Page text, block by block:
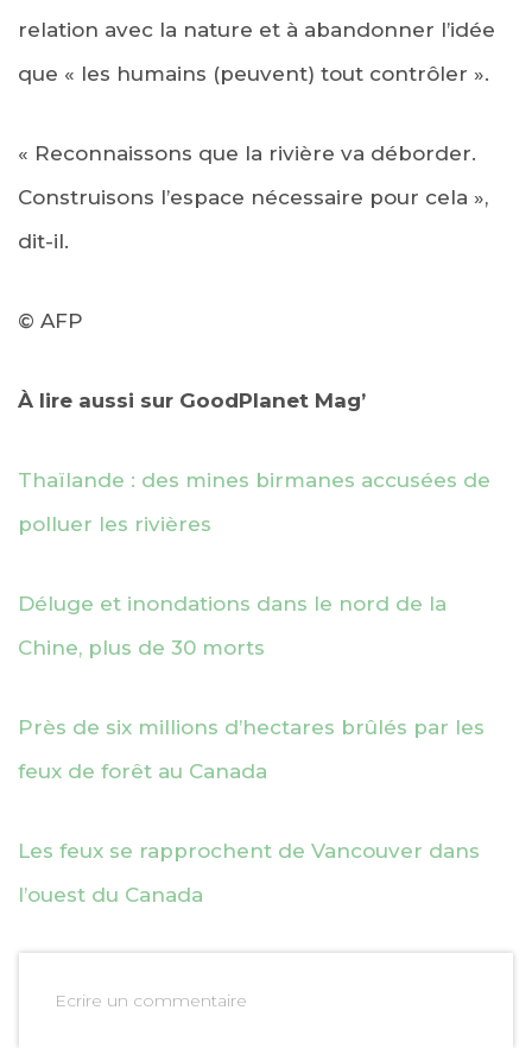
relation avec la nature et à abandonner l’idée
que « les humains (peuvent) tout contrôler ».
« Reconnaissons que la rivière va déborder.
Construisons l’espace nécessaire pour cela »,
dit-il.
© AFP
À lire aussi sur GoodPlanet Mag’
Thaïlande : des mines birmanes accusées de
polluer les rivières
Déluge et inondations dans le nord de la
Chine, plus de 30 morts
Près de six millions d’hectares brûlés par les
feux de forêt au Canada
Les feux se rapprochent de Vancouver dans
l’ouest du Canada
Ecrire un commentaire